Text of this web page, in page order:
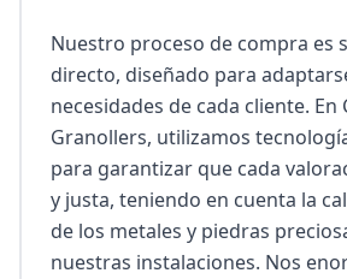
Nuestro proceso de compra es
directo, diseñado para
necesidades de cada cliente.
Granollers, utilizamos
para garantizar que cada
y justa, teniendo en cuenta la
de los metales y piedras
nuestras instalaciones. Nos